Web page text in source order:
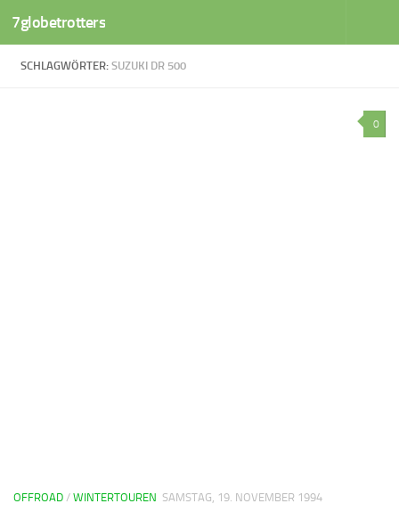
Zum Inhalt springen
7globetrotters
SCHLAGWÖRTER: SUZUKI DR 500
0
OFFROAD / WINTERTOUREN SAMSTAG, 19. NOVEMBER 1994